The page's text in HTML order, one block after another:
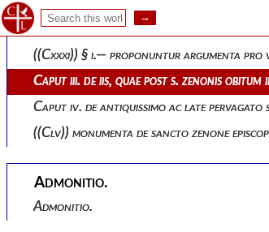
Caput ii. controversia de martyrio s.
((cxxxi)) § i.— proponuntur argumenta
Caput iii. de iis, quae post s. zenonis
Caput iv. de antiquissimo ac late pervagato
((clv)) monumenta de sancto zenone
Admonitio.
Admonitio.